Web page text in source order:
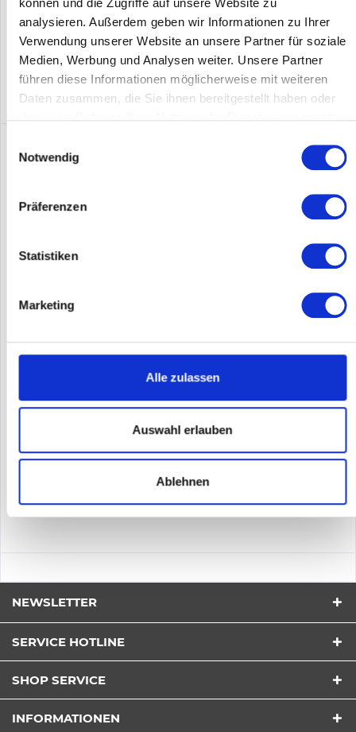
analysieren. Außerdem geben wir Informationen zu Ihrer
Verwendung unserer Website an unsere Partner für soziale
Medien, Werbung und Analysen weiter. Unsere Partner
führen diese Informationen möglicherweise mit weiteren
Daten zusammen, die Sie ihnen bereitgestellt haben oder
Notwendig
Präferenzen
Statistiken
Marketing
Alle zulassen
Auswahl erlauben
Ablehnen
Merken
DETAILS
JUNIPER NETWORKS MX10-T-DC
Inhalt1
Merken
DETAILS
NEWSLETTER
SERVICE HOTLINE
SHOP SERVICE
INFORMATIONEN